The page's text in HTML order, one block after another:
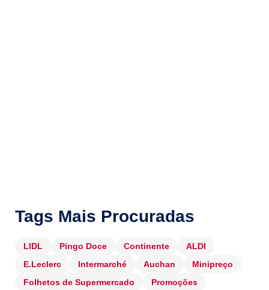
Tags Mais Procuradas
LIDL Pingo Doce Continente
ALDI
E.Leclerc
Intermarché Auchan
Minipreço
Folhetos de Supermercado
Promoções